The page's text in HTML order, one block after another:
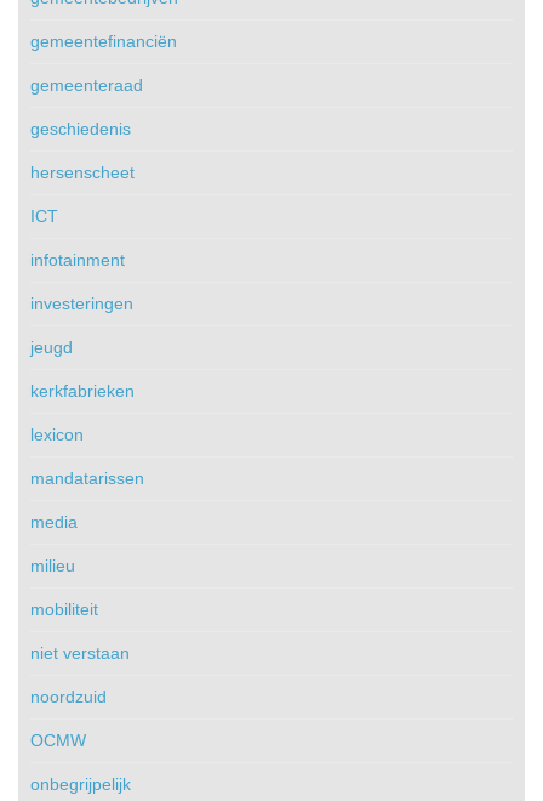
gemeentefinanciën
gemeenteraad
geschiedenis
hersenscheet
ICT
infotainment
investeringen
jeugd
kerkfabrieken
lexicon
mandatarissen
media
milieu
mobiliteit
niet verstaan
noordzuid
OCMW
onbegrijpelijk